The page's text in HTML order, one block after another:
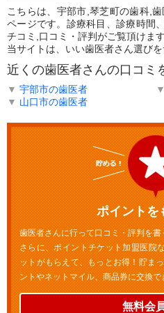
こちらは、宇部市,琴芝町の歯科,
ページです。診療科目、診療時間
チコミ,口コミ・評判がご覧頂けます
当サイトは、いい歯医者さん選びを
近くの歯医者さんの口コミ
▼ 宇部市の歯医者 ▼
▼ 山口市の歯医者
ポイントを
歯医者さんに行って口コミ・評判を
さらに、ポイントチケット加盟医院
ットがもらえて、もっとお得！貯ま
ントやネットマイル、商品券に交換で
無料会